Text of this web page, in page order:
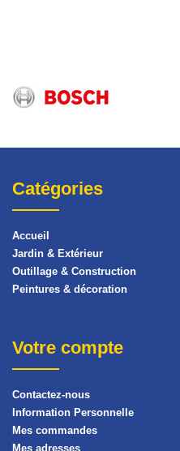
Catégories
Accueil
Jardin & Extérieur
Outillage & Construction
Peintures & décoration
Votre compte
Contactez-nous
Information Personnelle
Mes commandes
Mes adresses